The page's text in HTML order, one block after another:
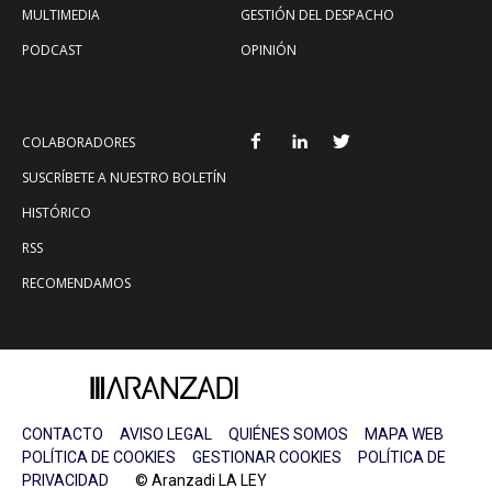
MULTIMEDIA
PODCAST
GESTIÓN DEL DESPACHO
OPINIÓN
COLABORADORES
SUSCRÍBETE A NUESTRO BOLETÍN
HISTÓRICO
RSS
RECOMENDAMOS
CONTACTO AVISO LEGAL QUIÉNES SOMOS
MAPA WEB
POLÍTICA DE COOKIES
GESTIONAR COOKIES
POLÍTICA DE
PRIVACIDAD © Aranzadi LA LEY